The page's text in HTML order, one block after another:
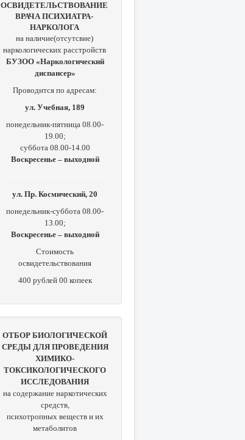
ОСВИДЕТЕЛЬСТВОВАНИЕ
ВРАЧА ПСИХИАТРА-
НАРКОЛОГА
на наличие(отсутсвие)
наркологических расстройств
БУЗОО «Наркологический
диспансер»
Проводится по адресам:
ул. Учебная, 189
понедельник-пятница 08.00-
19.00;
суббота 08.00-14.00
Воскресенье – выходной
ул. Пр. Космический, 20
понедельник-суббота 08.00-
13.00;
Воскресенье – выходной
Стоимость
освидетельствования
400 рублей 00 копеек
ОТБОР БИОЛОГИЧЕСКОЙ
СРЕДЫ ДЛЯ ПРОВЕДЕНИЯ
ХИМИКО-
ТОКСИКОЛОГИЧЕСКОГО
ИССЛЕДОВАНИЯ
на содержание наркотических
средств,
психотропных веществ и их
метаболитов